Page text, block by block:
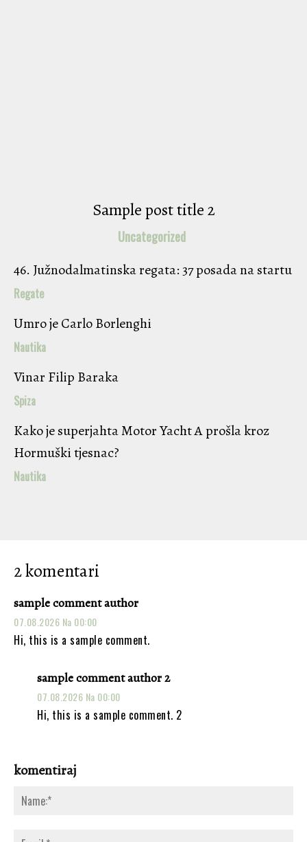
Sample post title 2
Uncategorized
46. Južnodalmatinska regata: 37 posada na startu
Regate
Umro je Carlo Borlenghi
Nautika
Vinar Filip Baraka
Spiza
Kako je superjahta Motor Yacht A prošla kroz
Hormuški tjesnac?
Nautika
2 komentari
sample comment author
07.08.2026 Na 00:00
Hi, this is a sample comment.
sample comment author 2
07.08.2026 Na 00:00
Hi, this is a sample comment. 2
komentiraj